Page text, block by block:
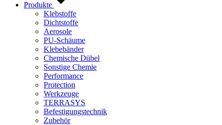
Produkte
Klebstoffe
Dichtstoffe
Aerosole
PU-Schäume
Klebebänder
Chemische Dübel
Sonstige Chemie
Performance
Protection
Werkzeuge
TERRASYS
Befestigungstechnik
Zubehör